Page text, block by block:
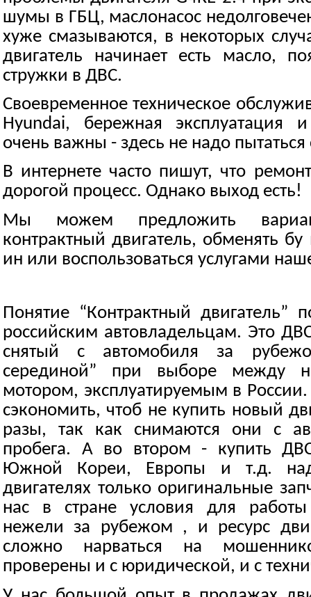
шумы в ГБЦ, маслонасос
хуже смазываются, в некоторых
двигатель начинает есть масло,
стружки в ДВС.
Своевременное техническое
Hyundai, бережная эксплуатация
очень важны - здесь не надо
В интернете часто пишут, что
дорогой процесс. Однако выход есть!
Мы можем предложить
контрактный двигатель, обменять
ин или воспользоваться услугами
Понятие “Контрактный двигатель”
российским автовладельцам. Это
снятый с автомобиля за
серединой” при выборе между
мотором, эксплуатируемым в
сэкономить, чтоб не купить новый
разы, так как снимаются они с
пробега. А во втором - купить
Южной Кореи, Европы и т.д.
двигателях только оригинальные
нас в стране условия для работы
нежели за рубежом , и ресурс
сложно нарваться на
проверены и с юридической, и с